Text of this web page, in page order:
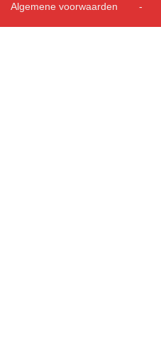
Algemene voorwaarden